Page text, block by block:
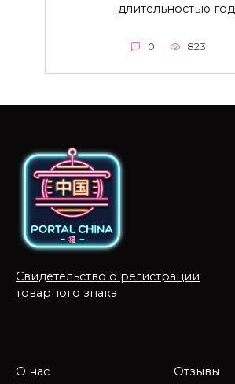
длительностью год
0 823
Свидетельство о регистрации
товарного знака
О нас
Отзывы